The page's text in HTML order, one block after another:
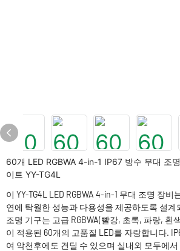
60개 LED RGBWA 4-in-1 IP67 방수 무대 조
이트 YY-TG4L
이 YY-TG4L LED RGBWA 4-in-1 무대 조명 장
연에 탁월한 성능과 다용성을 제공하도록 설계
조명 기구는 고급 RGBWA(빨강, 초록, 파랑, 흰
이 적용된 60개의 고품질 LED를 자랑합니다.
여 악천후에도 견딜 수 있으며 실내외 모두에